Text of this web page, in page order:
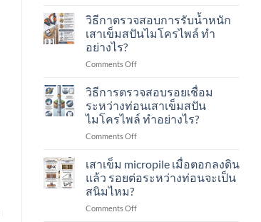
อย่างไร?
Count
คือ
อะไร?
อย่างไร?
ทดสอบ
ความ
สมบูรณ์
เสา
Seismic
Low-
Strain
Test
อะไร?
อย่างไร?
วิธีกาตรวจสอบการรับน้ำหนัก
เสาเข็มสปันไมโครไพล์ ทำ
อย่างไร?
Comments Offon
ตรวจ
สอบ
การ
รับ
เข็ม
ปัน
วิธีการตรวจสอบรอยเชื่อม
ระหว่างท่อนเสาเข็มสปัน
ไมโครไพล์ ทำอย่างไร?
Comments Offon
ตรวจ
สอบ
เชื่อม
เสาเข็ม micropile เมื่อตอกลงดิน
แล้ว รอยต่อระหว่างท่อนจะเป็น
สนิมไหม?
Comments Offon